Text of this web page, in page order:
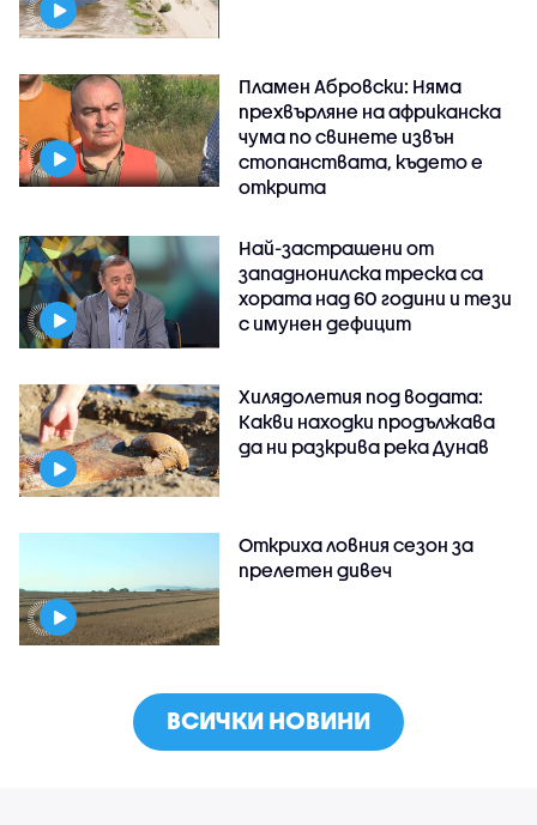
Пламен Абровски: Няма
прехвърляне на африканска
чума по свинете извън
стопанствата, където е
открита
Най-застрашени от
западнонилска треска са
хората над 60 години и тези
с имунен дефицит
Хилядолетия под водата:
Какви находки продължава
да ни разкрива река Дунав
Откриха ловния сезон за
прелетен дивеч
ВСИЧКИ НОВИНИ